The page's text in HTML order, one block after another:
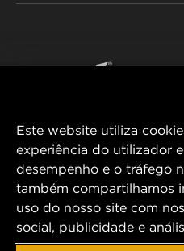
CONTACTE NOS
MANN+HUMMEL FT
ul. Wrocławska 145,
63-800 GOSTYŃ,
Tel. +48 65 572 89 00
Este website utiliza
experiência do utilizador
desempenho e o tráfego
também compartilhamos
uso do nosso site com
social, publicidade e